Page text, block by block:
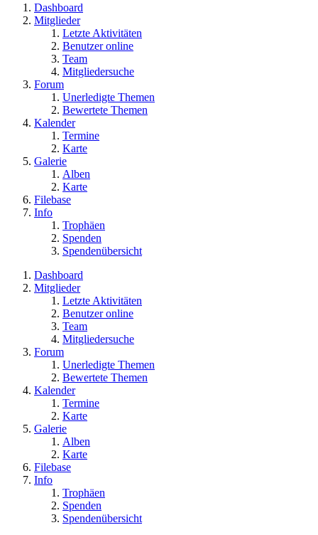
Dashboard
Mitglieder
Letzte Aktivitäten
Benutzer online
Team
Mitgliedersuche
Forum
Unerledigte Themen
Bewertete Themen
Kalender
Termine
Karte
Galerie
Alben
Karte
Filebase
Info
Trophäen
Spenden
Spendenübersicht
Dashboard
Mitglieder
Letzte Aktivitäten
Benutzer online
Team
Mitgliedersuche
Forum
Unerledigte Themen
Bewertete Themen
Kalender
Termine
Karte
Galerie
Alben
Karte
Filebase
Info
Trophäen
Spenden
Spendenübersicht